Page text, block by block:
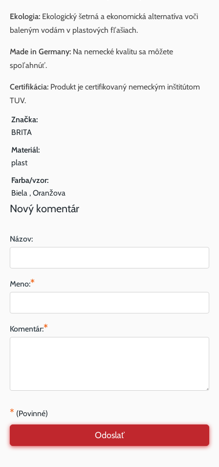
Ekologia: Ekologický šetrná a ekonomická alternatíva voči
baleným vodám v plastových fľašiach.
Made in Germany: Na nemecké kvalitu sa môžete
spoľahnúť.
Certifikácia: Produkt je certifikovaný nemeckým inštitútom
TUV.
Značka:
BRITA
Materiál:
plast
Farba/vzor:
Biela , Oranžova
Nový komentár
Názov:
Meno:*
Komentár:*
* (Povinné)
Odoslať